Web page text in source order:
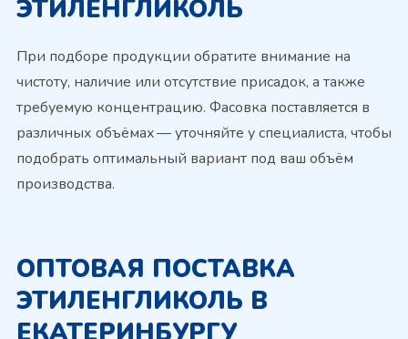
ЭТИЛЕНГЛИКОЛЬ
При подборе продукции обратите внимание на
чистоту, наличие или отсутствие присадок, а также
требуемую концентрацию. Фасовка поставляется в
различных объёмах — уточняйте у специалиста, чтобы
подобрать оптимальный вариант под ваш объём
производства.
ОПТОВАЯ ПОСТАВКА
ЭТИЛЕНГЛИКОЛЬ В